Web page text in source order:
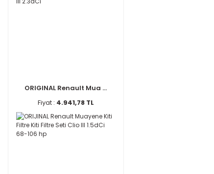
ORIGINAL Renault Mua ...
Fiyat : 4.941,78 TL